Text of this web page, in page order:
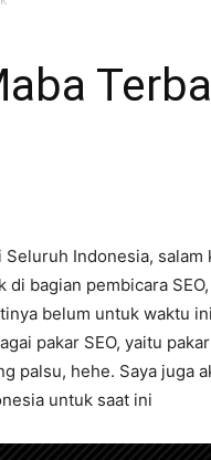
Indonesia, salam
di bagian pembicara
belum untuk waktu
pakar SEO, yaitu
palsu, hehe. Saya juga
untuk saat ini